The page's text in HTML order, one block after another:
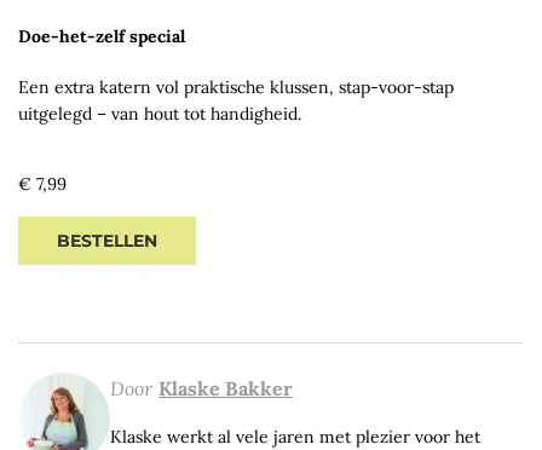
Regular
€ 7,99
BESTELLEN
Doe-het-zelf special
Een extra katern vol praktische klussen, stap-voor-stap
uitgelegd – van hout tot handigheid.
Door Klaske Bakker
Klaske werkt al vele jaren met plezier voor het